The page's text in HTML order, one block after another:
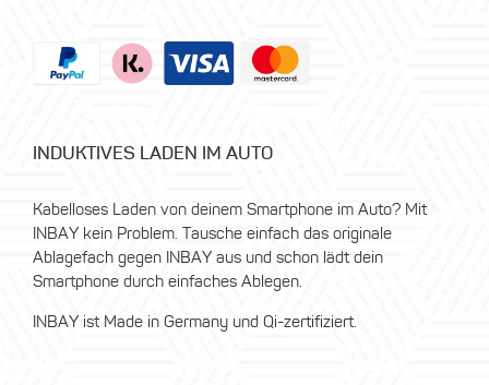
INDUKTIVES LADEN IM AUTO
Kabelloses Laden von deinem Smartphone im Auto? Mit
INBAY kein Problem. Tausche einfach das originale
Ablagefach gegen INBAY aus und schon lädt dein
Smartphone durch einfaches Ablegen.
INBAY ist Made in Germany und Qi-zertifiziert.